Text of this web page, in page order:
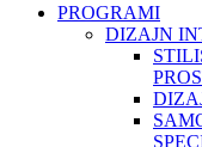
PROGRAMI
DIZAJN